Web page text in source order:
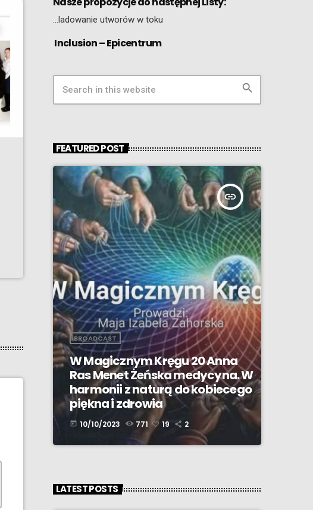
…ladowanie utworów w toku
Inclusion – Epicentrum
search
FEATURED POST
insert_link
BROADCAST
W Magicznym Kręgu 20 Anna
Ras Menet Żeńska medycyna. W
harmonii z naturą do kobiecego
piękna i zdrowia
today 10/10/2023 771 19 2
LATEST POSTS